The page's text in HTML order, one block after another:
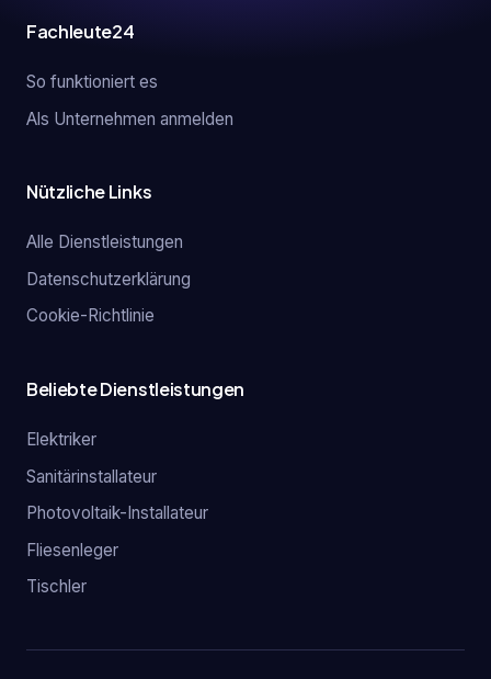
Fachleute24
So funktioniert es
Als Unternehmen anmelden
Nützliche Links
Alle Dienstleistungen
Datenschutzerklärung
Cookie-Richtlinie
Beliebte Dienstleistungen
Elektriker
Sanitärinstallateur
Photovoltaik-Installateur
Fliesenleger
Tischler